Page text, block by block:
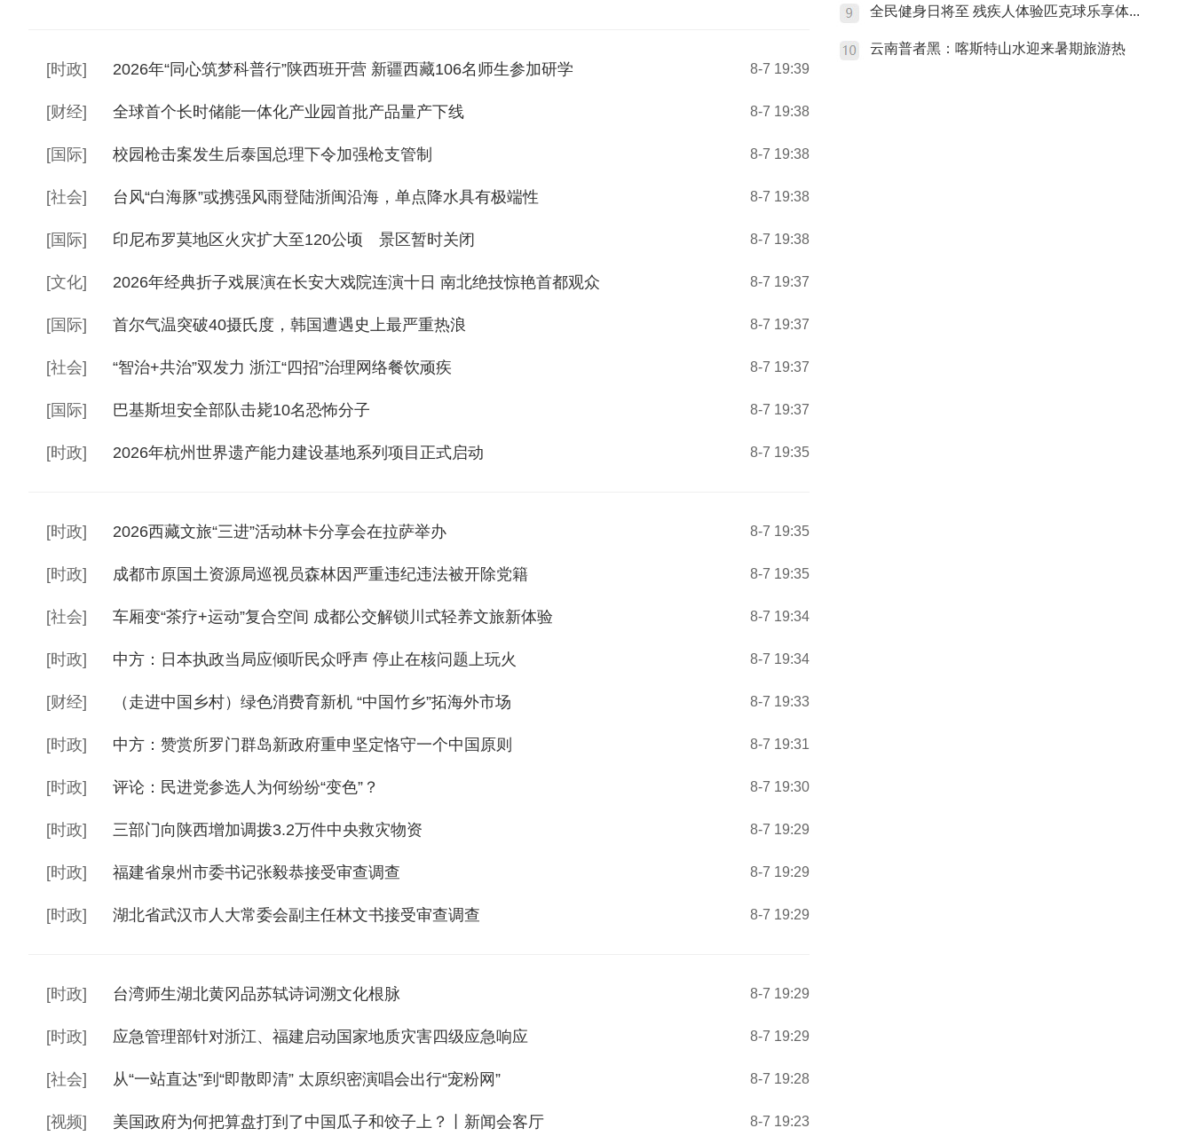
[时政] 2026年“同心筑梦科普行”陕西班开营 新疆西藏106名师生参加研学 8-7 19:39
[财经] 全球首个长时储能一体化产业园首批产品量产下线 8-7 19:38
[国际] 校园枪击案发生后泰国总理下令加强枪支管制 8-7 19:38
[社会] 台风“白海豚”或携强风雨登陆浙闽沿海，单点降水具有极端性 8-7 19:38
[国际] 印尼布罗莫地区火灾扩大至120公顷 景区暂时关闭 8-7 19:38
[文化] 2026年经典折子戏展演在长安大戏院连演十日 南北绝技惊艳首都观众 8-7 19:37
[国际] 首尔气温突破40摄氏度，韩国遭遇史上最严重热浪 8-7 19:37
[社会] “智治+共治”双发力 浙江“四招”治理网络餐饮顽疾 8-7 19:37
[国际] 巴基斯坦安全部队击毙10名恐怖分子 8-7 19:37
[时政] 2026年杭州世界遗产能力建设基地系列项目正式启动 8-7 19:35
[时政] 2026西藏文旅“三进”活动林卡分享会在拉萨举办 8-7 19:35
[时政] 成都市原国土资源局巡视员森林因严重违纪违法被开除党籍 8-7 19:35
[社会] 车厢变“茶疗+运动”复合空间 成都公交解锁川式轻养文旅新体验 8-7 19:34
[时政] 中方：日本执政当局应倾听民众呼声 停止在核问题上玩火 8-7 19:34
[财经] （走进中国乡村）绿色消费育新机 “中国竹乡”拓海外市场 8-7 19:33
[时政] 中方：赞赏所罗门群岛新政府重申坚定恪守一个中国原则 8-7 19:31
[时政] 评论：民进党参选人为何纷纷“变色”？ 8-7 19:30
[时政] 三部门向陕西增加调拨3.2万件中央救灾物资 8-7 19:29
[时政] 福建省泉州市委书记张毅恭接受审查调查 8-7 19:29
[时政] 湖北省武汉市人大常委会副主任林文书接受审查调查 8-7 19:29
[时政] 台湾师生湖北黄冈品苏轼诗词溯文化根脉 8-7 19:29
[时政] 应急管理部针对浙江、福建启动国家地质灾害四级应急响应 8-7 19:29
[社会] 从“一站直达”到“即散即清” 太原织密演唱会出行“宠粉网” 8-7 19:28
[视频] 美国政府为何把算盘打到了中国瓜子和饺子上？丨新闻会客厅 8-7 19:23
全民健身日将至 残疾人体验匹克球乐享体...
云南普者黑：喀斯特山水迎来暑期旅游热